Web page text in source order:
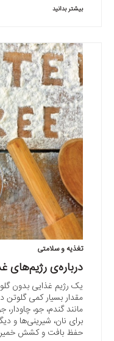
بیشتر بدانید
تغذیه و سلامتی
درباره‌ی رژیم‌های
یک رژیم غذایی بدون
مقدار بسیار کمی گلوتن
مانند گندم، جو، چاودار،
برای نان، شیرینی‌ها و
حفظ بافت و کشش خمیر